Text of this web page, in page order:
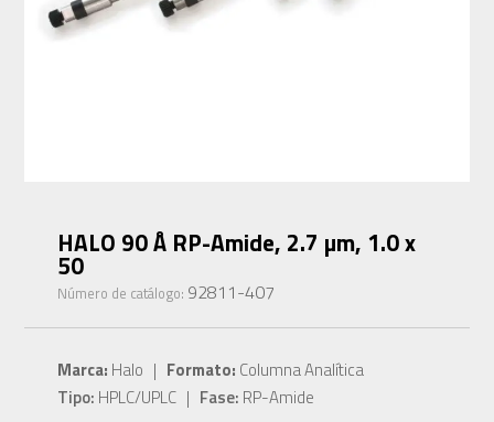
HALO 90 Å RP-Amide, 2.7 µm, 1.0 x
50
Número de catálogo: 92811-407
Marca: Halo | Formato: Columna Analítica
Tipo: HPLC/UPLC | Fase: RP-Amide